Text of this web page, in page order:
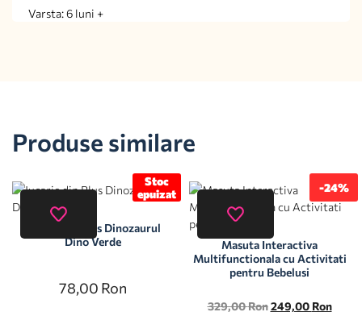
Varsta: 6 luni +
Produse similare
Stoc
epuizat
Jucarie din Plus Dinozaurul
Dino Verde
78,00 Ron
-24%
Masuta Interactiva
Multifunctionala cu Activitati
pentru Bebelusi
329,00Ron 249,00 Ron